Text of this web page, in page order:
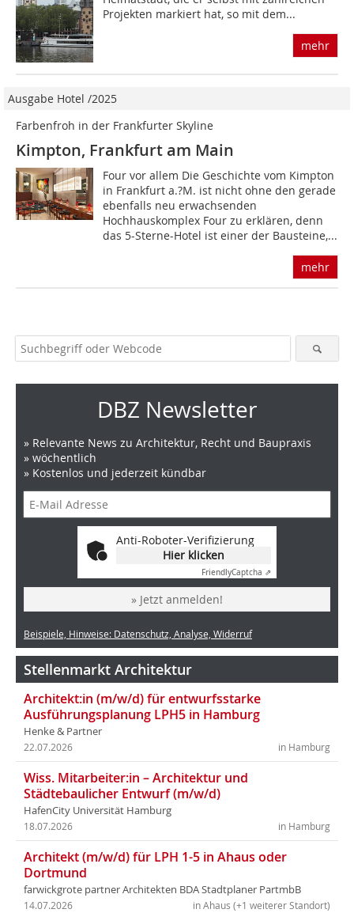
Projekten markiert hat, so mit dem...
mehr
Ausgabe Hotel /2025
Farbenfroh in der Frankfurter Skyline
Kimpton, Frankfurt am Main
Four vor allem Die Geschichte vom Kimpton
in Frankfurt a.?M. ist nicht ohne den gerade
ebenfalls neu erwachsenden
Hochhauskomplex Four zu erklären, denn
das 5-Sterne-Hotel ist einer der Bausteine,...
mehr
DBZ Newsletter
» Relevante News zu Architektur, Recht und Baupraxis
» wöchentlich
» Kostenlos und jederzeit kündbar
Anti-Roboter-Verifizierung
Hier klicken
FriendlyCaptcha ⇗
» Jetzt anmelden!
Beispiele, Hinweise: Datenschutz, Analyse, Widerruf
Stellenmarkt Architektur
Architekt:in (m/w/d) für entwurfsstarke
Ausführungsplanung LPH5 in Hamburg
Henke & Partner
in Hamburg
22.07.2026
Wiss. Mitarbeiter:in – Architektur und
Städtebaulicher Entwurf (m/w/d)
HafenCity Universität Hamburg
in Hamburg
18.07.2026
Architekt (m/w/d) für LPH 1-5 in Ahaus oder
Dortmund
farwickgrote partner Architekten BDA Stadtplaner PartmbB
in Ahaus (+1 weiterer Standort)
14.07.2026